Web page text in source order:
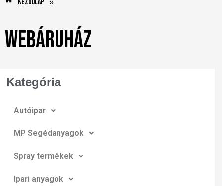
Kezdőlap »
Webáruház
Kategória
Autóipar
MP Segédanyagok
Spray termékek
Ipari anyagok